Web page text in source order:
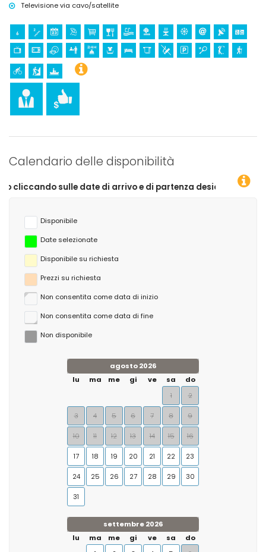
Televisione via cavo/satellite
Calendario delle disponibilità
date di arrivo e di partenza desiderate!
Disponibile
Date selezionate
Disponibile su richiesta
Prezzi su richiesta
Non consentita come data di inizio
Non consentita come data di fine
Non disponibile
agosto 2026
lu
ma me gi ve sa
do
1
2
3 4 5 6 7 8 9
10 11 12 13 14 15 16
17 18 19 20 21 22 23
24 25 26 27 28 29 30
31
settembre 2026
lu
ma me gi ve sa
do